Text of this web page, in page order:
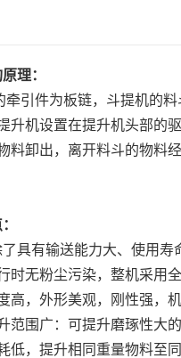
理：
引件为板链，斗提机的
升机设置在提升机头部的
料卸出，离开料斗的物料
具有输送能力大、使用寿
时无粉尘污染，整机采用
高，外形美观，刚性强，
范围广：可提升磨琢性大
低，提升相同重量物料至